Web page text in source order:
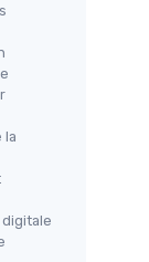
la